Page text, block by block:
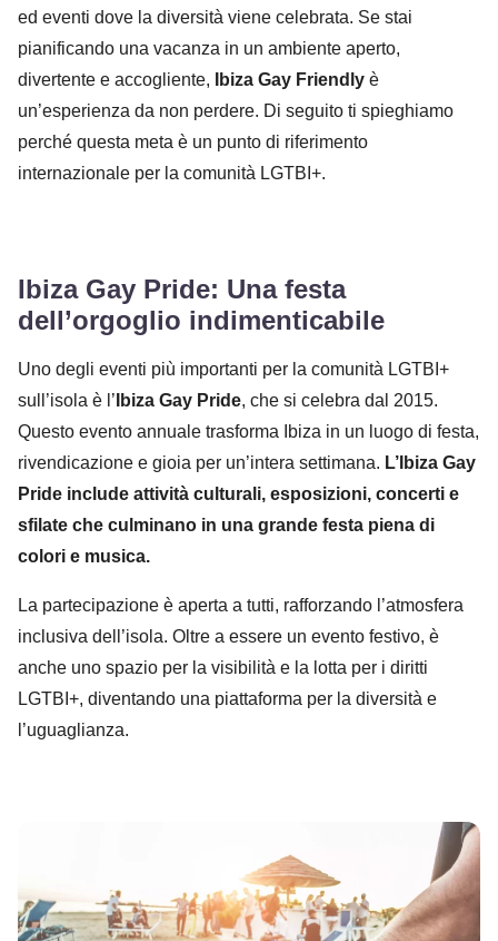
ed eventi dove la diversità viene celebrata. Se stai
pianificando una vacanza in un ambiente aperto,
divertente e accogliente,
Ibiza Gay Friendly è
un’esperienza da non perdere. Di seguito ti spieghiamo
perché questa meta è un punto di riferimento
internazionale per la comunità LGTBI+.
Ibiza Gay Pride: Una festa
dell’orgoglio indimenticabile
Uno degli eventi più importanti per la comunità LGTBI+
sull’isola è l’ Ibiza Gay Pride, che si celebra dal 2015.
Questo evento annuale trasforma Ibiza in un luogo di festa,
rivendicazione e gioia per un’intera settimana. L’Ibiza Gay
Pride include attività culturali, esposizioni, concerti e
sfilate che culminano in una grande festa piena di
colori e musica.
La partecipazione è aperta a tutti, rafforzando l’atmosfera
inclusiva dell’isola. Oltre a essere un evento festivo, è
anche uno spazio per la visibilità e la lotta per i diritti
LGTBI+, diventando una piattaforma per la diversità e
l’uguaglianza.